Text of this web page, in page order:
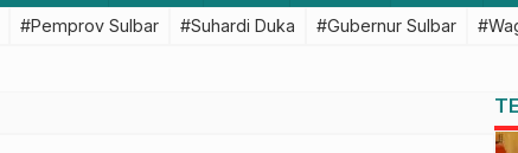
#Pemprov Sulbar #Suhardi Duka #Gubernur Sulbar